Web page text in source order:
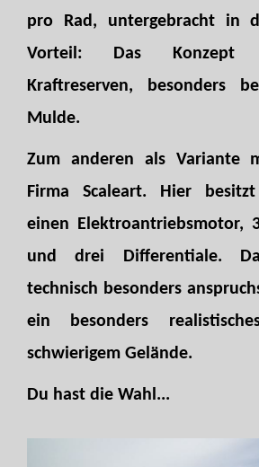
pro Rad, untergebracht in
Vorteil: Das Konzept
Kraftreserven, besonders
Mulde.
Zum anderen als Variante
Firma Scaleart. Hier
einen Elektroantriebsmotor,
und drei Differentiale.
technisch besonders
ein besonders
schwierigem Gelände.
Du hast die Wahl...